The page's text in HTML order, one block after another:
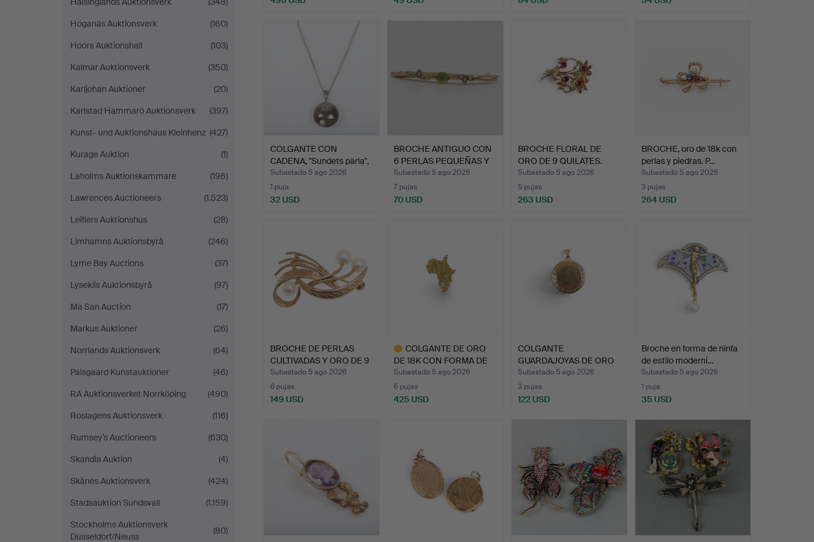
Höganäs Auktionsverk
(160)
Höörs Auktionshall
(103)
Kalmar Auktionsverk
(350)
Karljohan Auktioner
(20)
Karlstad Hammarö Auktionsverk
(397)
Kunst- und Auktionshaus Kleinhenz (427)
Kurage Auktion
(1)
Laholms Auktionskammare
(196)
Lawrences Auctioneers
(1.523)
Leiflers Auktionshus
(28)
Limhamns Auktionsbyrå
(246)
Lyme Bay Auctions
(37)
Lysekils Auktionsbyrå
(97)
Ma San Auction
(17)
Markus Auktioner
(26)
Norrlands Auktionsverk
(64)
Palsgaard Kunstauktioner
(46)
RA Auktionsverket Norrköping
(490)
Roslagens Auktionsverk
(116)
Rumsey’s Auctioneers
(630)
Skandia Auktion
(4)
Skånes Auktionsverk
(424)
Stadsauktion Sundsvall
(1.159)
Stockholms Auktionsverk
Düsseldorf/Neuss
(80)
seleccionado
COLGANTE CON
CADENA, "Sundets pärla",
plat…
Subastado 5 ago 2026
1 puja
32 USD
BROCHE ANTIGUO CON
6 PERLAS PEQUEÑAS Y
PER…
Subastado 5 ago 2026
7 pujas
70 USD
BROCHE FLORAL DE
ORO DE 9 QUILATES.
Subastado 5 ago 2026
5 pujas
263 USD
BROCHE, oro de 18k con
perlas y piedras. P…
Subastado 5 ago 2026
3 pujas
264 USD
BROCHE DE PERLAS
CULTIVADAS Y ORO DE 9
QUI…
Subastado 5 ago 2026
6 pujas
149 USD
COLGANTE DE ORO
DE 18K CON FORMA DE
ÁFRICA.
Subastado 5 ago 2026
6 pujas
425 USD
COLGANTE
GUARDAJOYAS DE ORO
DE 9 QUILATES.
Subastado 5 ago 2026
3 pujas
122 USD
Broche en forma de ninfa
de estilo moderni…
Subastado 5 ago 2026
1 puja
35 USD